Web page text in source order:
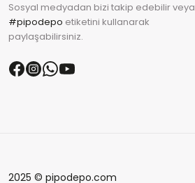
Sosyal medyadan bizi takip edebilir veya
#pipodepo etiketini kullanarak
paylaşabilirsiniz.
2025 © pipodepo.com